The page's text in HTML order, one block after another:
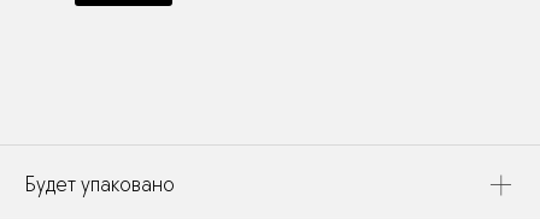
Будет упаковано